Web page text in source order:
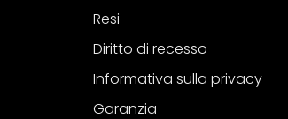
Resi
Diritto di recesso
Informativa sulla privacy
Garanzia